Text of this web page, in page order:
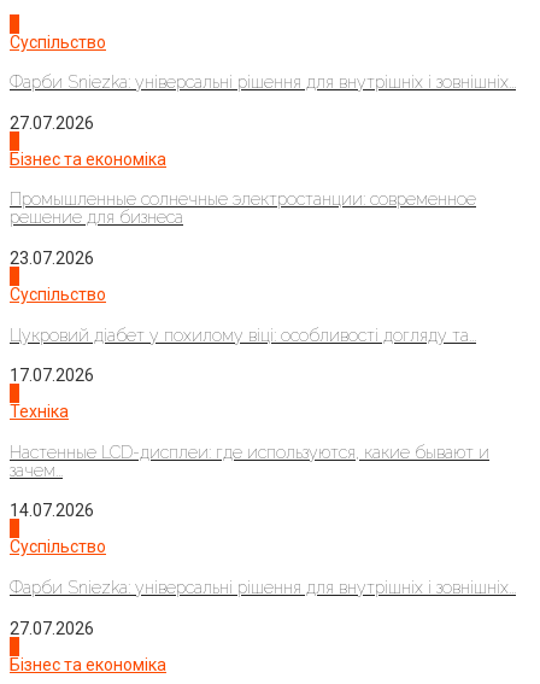
Суспільство
Фарби Sniezka: універсальні рішення для внутрішніх і зовнішніх...
27.07.2026
Бізнес та економіка
Промышленные солнечные электростанции: современное
решение для бизнеса
23.07.2026
Суспільство
Цукровий діабет у похилому віці: особливості догляду та...
17.07.2026
Техніка
Настенные LCD-дисплеи: где используются, какие бывают и
зачем...
14.07.2026
Суспільство
Фарби Sniezka: універсальні рішення для внутрішніх і зовнішніх...
27.07.2026
Бізнес та економіка